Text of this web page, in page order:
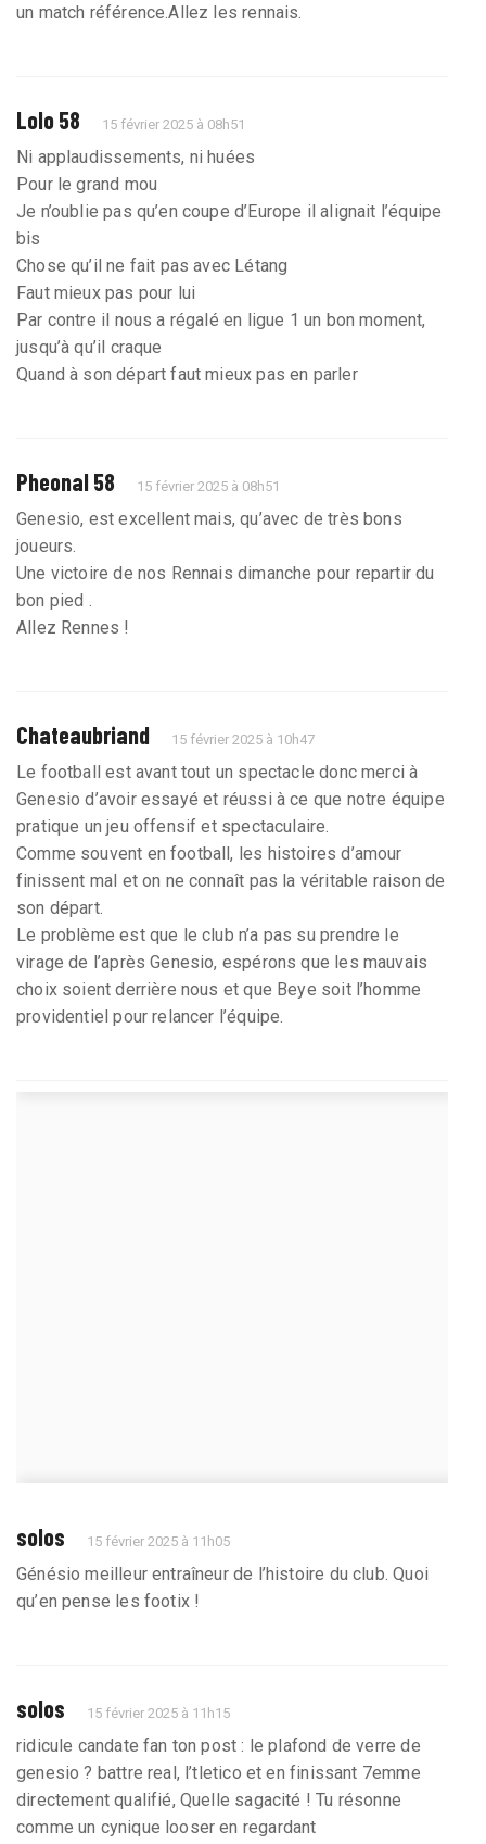
un match référence.Allez les rennais.
Lolo 58 15 février 2025 à 08h51
Ni applaudissements, ni huées
Pour le grand mou
Je n’oublie pas qu’en coupe d’Europe il alignait l’équipe
bis
Chose qu’il ne fait pas avec Létang
Faut mieux pas pour lui
Par contre il nous a régalé en ligue 1 un bon moment,
jusqu’à qu’il craque
Quand à son départ faut mieux pas en parler
Pheonal 58 15 février 2025 à 08h51
Genesio, est excellent mais, qu’avec de très bons
joueurs.
Une victoire de nos Rennais dimanche pour repartir du
bon pied .
Allez Rennes !
Chateaubriand 15 février 2025 à 10h47
Le football est avant tout un spectacle donc merci à
Genesio d’avoir essayé et réussi à ce que notre équipe
pratique un jeu offensif et spectaculaire.
Comme souvent en football, les histoires d’amour
finissent mal et on ne connaît pas la véritable raison de
son départ.
Le problème est que le club n’a pas su prendre le
virage de l’après Genesio, espérons que les mauvais
choix soient derrière nous et que Beye soit l’homme
providentiel pour relancer l’équipe.
solos 15 février 2025 à 11h05
Génésio meilleur entraîneur de l’histoire du club. Quoi
qu’en pense les footix !
solos 15 février 2025 à 11h15
ridicule candate fan ton post : le plafond de verre de
genesio ? battre real, l’tletico et en finissant 7emme
directement qualifié, Quelle sagacité ! Tu résonne
comme un cynique looser en regardant